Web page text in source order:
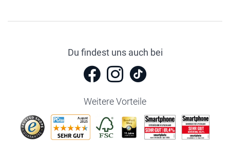
Du findest uns auch bei
Weitere Vorteile